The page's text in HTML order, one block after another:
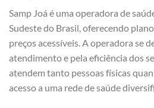
Samp Joá é uma operadora de
Sudeste do Brasil, oferecendo
preços acessíveis. A operadora se
atendimento e pela eficiência dos
atendem tanto pessoas físicas
acesso a uma rede de saúde